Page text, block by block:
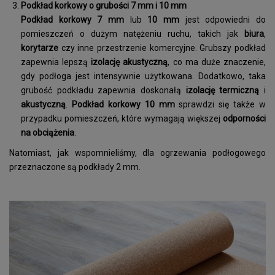
Podkład korkowy o grubości 7 mm i 10 mm
Podkład korkowy 7 mm lub 10 mm jest odpowiedni do
pomieszczeń o dużym natężeniu ruchu, takich jak
biura,
korytarze czy inne przestrzenie komercyjne. Grubszy podkład
zapewnia lepsząizolację akustyczną, co ma duże znaczenie,
gdy podłoga jest intensywnie użytkowana. Dodatkowo, taka
grubość podkładu zapewnia doskonałą izolację termiczną i
akustyczną
Podkład korkowy 10 mmsprawdzi się także w
przypadku pomieszczeń, które wymagają większej odporności
na obciążenia
Natomiast, jak wspomnieliśmy, dla ogrzewania podłogowego
przeznaczone są podkłady 2 mm.